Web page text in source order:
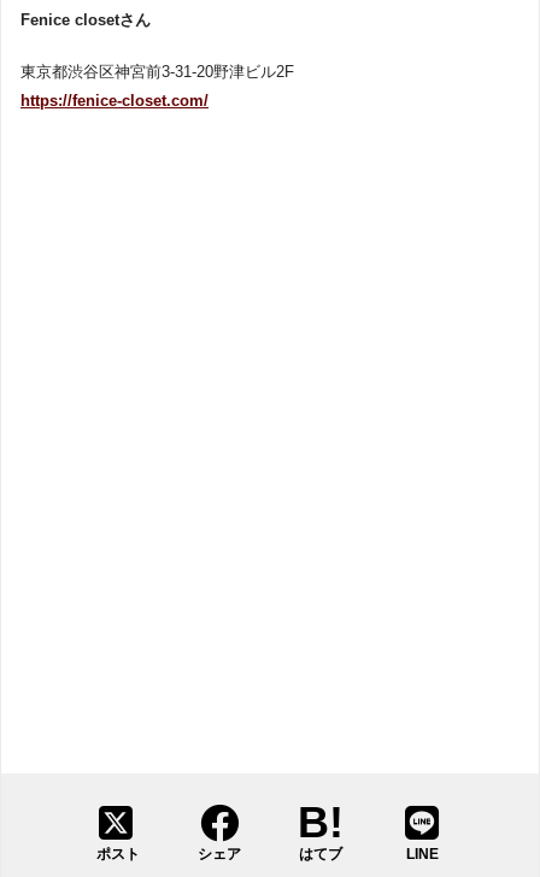
Fenice closetさん
東京都渋谷区神宮前3-31-20野津ビル2F
https://fenice-closet.com/
ポスト シェア はてブ LINE